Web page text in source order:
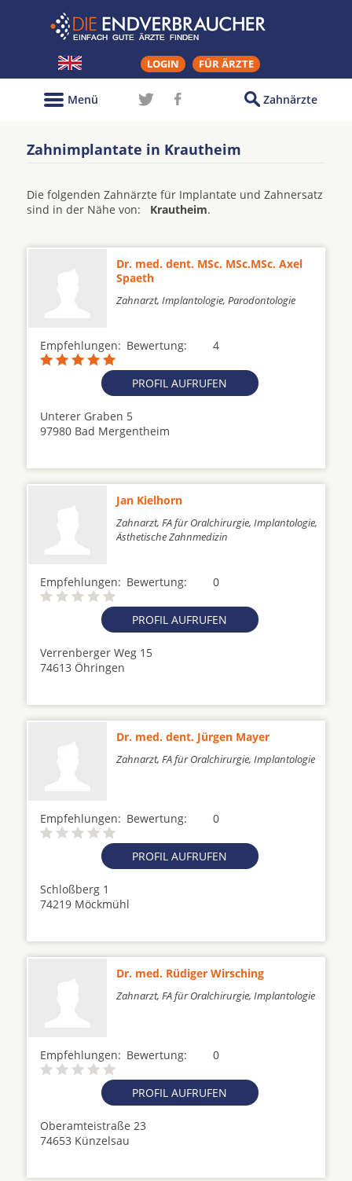
LOGIN FÜR ÄRZTE
Zahnärzte
Menü
Zahnimplantate in Krautheim
Die folgenden Zahnärzte für Implantate und Zahnersatz
sind in der Nähe von: Krautheim.
Dr. med. dent. MSc. MSc.MSc. Axel
Spaeth
Zahnarzt, Implantologie, Parodontologie
Empfehlungen: 4
Bewertung:
PROFIL AUFRUFEN
Unterer Graben 5
97980 Bad Mergentheim
Jan Kielhorn
Zahnarzt, FA für Oralchirurgie, Implantologie,
Ästhetische Zahnmedizin
Empfehlungen: 0
Bewertung:
PROFIL AUFRUFEN
Verrenberger Weg 15
74613 Öhringen
Dr. med. dent. Jürgen Mayer
Zahnarzt, FA für Oralchirurgie, Implantologie
Empfehlungen: 0
Bewertung:
PROFIL AUFRUFEN
Schloßberg 1
74219 Möckmühl
Dr. med. Rüdiger Wirsching
Zahnarzt, FA für Oralchirurgie, Implantologie
Empfehlungen: 0
Bewertung:
PROFIL AUFRUFEN
Oberamteistraße 23
74653 Künzelsau